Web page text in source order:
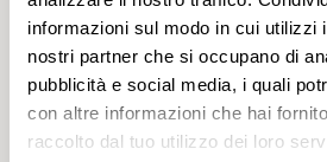
informazioni sul modo in cui utilizzi
nostri partner che si occupano di
pubblicità e social media, i quali
con altre informazioni che hai
raccolto dal tuo utilizzo dei loro
festen, kaum befahrenen
geniessen wir eine ruhige,
Wanderung durch offene
Ausblicke.Unterwegs
Burgruinen, die unsere
bereichern. Über Singen